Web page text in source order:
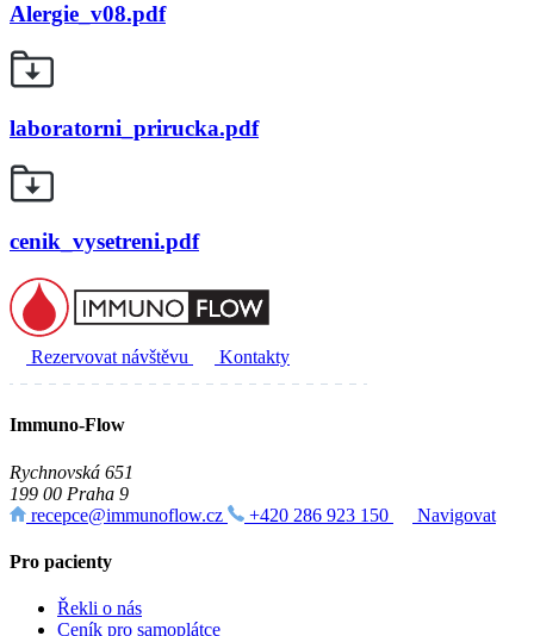
Alergie_v08.pdf
laboratorni_prirucka.pdf
cenik_vysetreni.pdf
Rezervovat návštěvu Kontakty
Immuno-Flow
Rychnovská 651
199 00 Praha 9
recepce@immunoflow.cz
+420 286 923 150 Navigovat
Pro pacienty
Řekli o nás
Ceník pro samoplátce